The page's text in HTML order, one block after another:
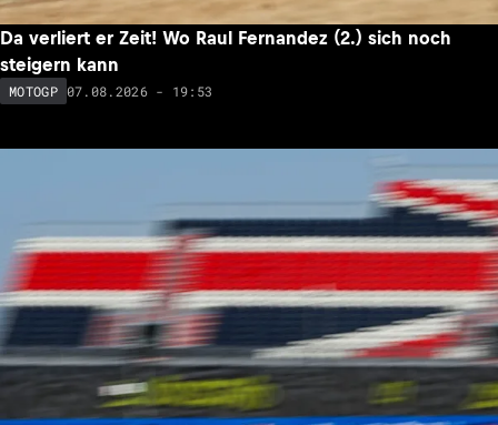
Da verliert er Zeit! Wo Raul Fernandez (2.) sich noch
steigern kann
MOTOGP 07.08.2026 - 19:53